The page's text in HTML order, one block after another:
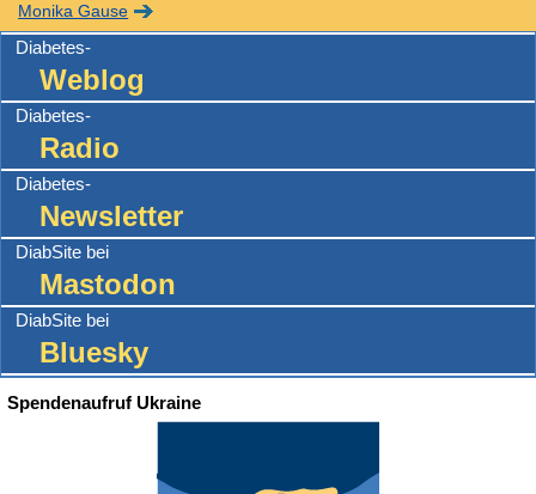
Monika Gause
Diabetes-
Weblog
Diabetes-
Radio
Diabetes-
Newsletter
DiabSite bei
Mastodon
DiabSite bei
Bluesky
Spendenaufruf Ukraine